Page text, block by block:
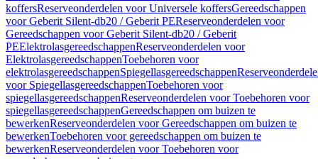
koffersReserveonderdelen voor Universele koffersGereedschappen
voor Geberit Silent-db20 / Geberit PEReserveonderdelen voor
Gereedschappen voor Geberit Silent-db20 / Geberit
PEElektrolasgereedschappenReserveonderdelen voor
ElektrolasgereedschappenToebehoren voor
elektrolasgereedschappenSpiegellasgereedschappen
voor SpiegellasgereedschappenToebehoren voor
spiegellasgereedschappenReserveonderdelen voor Toebehoren voor
spiegellasgereedschappenGereedschappen om buizen te
bewerkenReserveonderdelen voor Gereedschappen om buizen te
bewerkenToebehoren voor gereedschappen om buizen te
bewerkenReserveonderdelen voor Toebehoren voor